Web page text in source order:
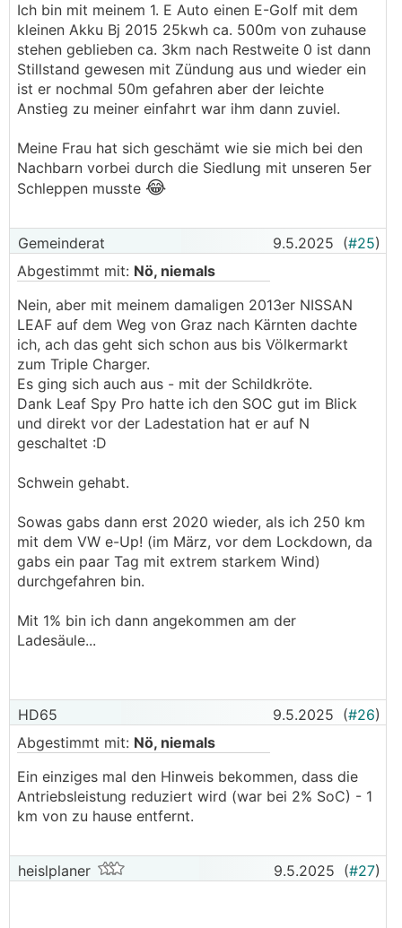
Ich bin mit meinem 1. E Auto einen E-Golf mit dem
kleinen Akku Bj 2015 25kwh ca. 500m von zuhause
stehen geblieben ca. 3km nach Restweite 0 ist dann
Stillstand gewesen mit Zündung aus und wieder ein
ist er nochmal 50m gefahren aber der leichte
Anstieg zu meiner einfahrt war ihm dann zuviel.
Meine Frau hat sich geschämt wie sie mich bei den
Nachbarn vorbei durch die Siedlung mit unseren 5er
Schleppen musste 😂
Gemeinderat 9.5.2025 (#25)
Abgestimmt mit: Nö, niemals
Nein, aber mit meinem damaligen 2013er NISSAN
LEAF auf dem Weg von Graz nach Kärnten dachte
ich, ach das geht sich schon aus bis Völkermarkt
zum Triple Charger.
Es ging sich auch aus - mit der Schildkröte.
Dank Leaf Spy Pro hatte ich den SOC gut im Blick
und direkt vor der Ladestation hat er auf N
geschaltet :D
Schwein gehabt.
Sowas gabs dann erst 2020 wieder, als ich 250 km
mit dem VW e-Up! (im März, vor dem Lockdown, da
gabs ein paar Tag mit extrem starkem Wind)
durchgefahren bin.
Mit 1% bin ich dann angekommen am der
Ladesäule...
HD65 9.5.2025 (#26)
Abgestimmt mit: Nö, niemals
Ein einziges mal den Hinweis bekommen, dass die
Antriebsleistung reduziert wird (war bei 2% SoC) - 1
km von zu hause entfernt.
heislplaner 9.5.2025 (#27)